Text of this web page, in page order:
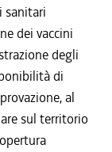
sanitari
dei vaccini
degli
di
al
sul territorio